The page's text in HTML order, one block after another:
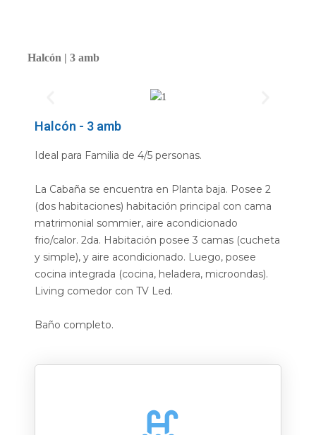
Halcón | 3 amb
Halcón - 3 amb
Ideal para Familia de 4/5 personas.
La Cabaña se encuentra en Planta baja. Posee 2
(dos habitaciones) habitación principal con cama
matrimonial sommier, aire acondicionado
frio/calor. 2da. Habitación posee 3 camas (cucheta
y simple), y aire acondicionado. Luego, posee
cocina integrada (cocina, heladera, microondas).
Living comedor con TV Led.
Baño completo.